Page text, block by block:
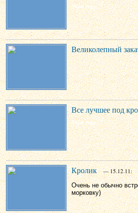
Великолепный
Все лучшее под
Кролик
— 15.12.11:
Очень не обычно
морковку)